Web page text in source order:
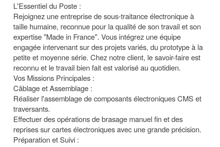
L'Essentiel du Poste :
Rejoignez une entreprise de sous-traitance électronique à
taille humaine, reconnue pour la qualité de son travail et son
expertise "Made in France". Vous intégrez une équipe
engagée intervenant sur des projets variés, du prototype à la
petite et moyenne série. Chez notre client, le savoir-faire est
reconnu et le travail bien fait est valorisé au quotidien.
Vos Missions Principales :
Câblage et Assemblage :
Réaliser l'assemblage de composants électroniques CMS et
traversants.
Effectuer des opérations de brasage manuel fin et des
reprises sur cartes électroniques avec une grande précision.
Préparation et Suivi :